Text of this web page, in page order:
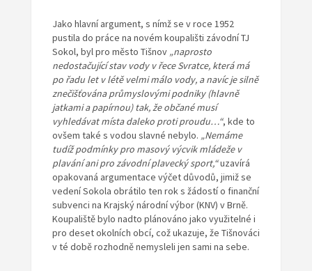
Jako hlavní argument, s nímž se v roce 1952
pustila do práce na novém koupališti závodní TJ
Sokol, byl pro město Tišnov „naprosto
nedostačující stav vody v řece Svratce, která má
po řadu let v létě velmi málo vody, a navíc je silně
znečišťována průmyslovými podniky (hlavně
jatkami a papírnou) tak, že občané musí
vyhledávat místa daleko proti proudu…“, kde to
ovšem také s vodou slavné nebylo. „Nemáme
tudíž podmínky pro masový výcvik mládeže v
plavání ani pro závodní plavecký sport,“uzavírá
opakovaná argumentace výčet důvodů, jimiž se
vedení Sokola obrátilo ten rok s žádostí o finanční
subvenci na Krajský národní výbor (KNV) v Brně.
Koupaliště bylo nadto plánováno jako využitelné i
pro deset okolních obcí, což ukazuje, že Tišnováci
v té době rozhodně nemysleli jen sami na sebe.